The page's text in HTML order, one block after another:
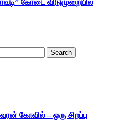
கோடை விடுமுறையில்
கோவில் – ஒரு சிறப்பு